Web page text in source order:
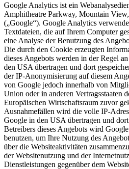
Google Analytics ist ein
Amphitheatre Parkway, Mountain
(„Google“). Google Analytics
Textdateien, die auf Ihrem Computer
eine Analyse der Benutzung des
Die durch den Cookie erzeugten
dieses Angebots werden in der Regel
den USA übertragen und dort
der IP-Anonymisierung auf diesem
von Google jedoch innerhalb von
Union oder in anderen Vertragsstaaten
Europäischen Wirtschaftsraum zuvor
Ausnahmefällen wird die volle IP-
Google in den USA übertragen und
Betreibers dieses Angebots wird
benutzen, um Ihre Nutzung des
über die Websiteaktivitäten
der Websitenutzung und der
Dienstleistungen gegenüber dem